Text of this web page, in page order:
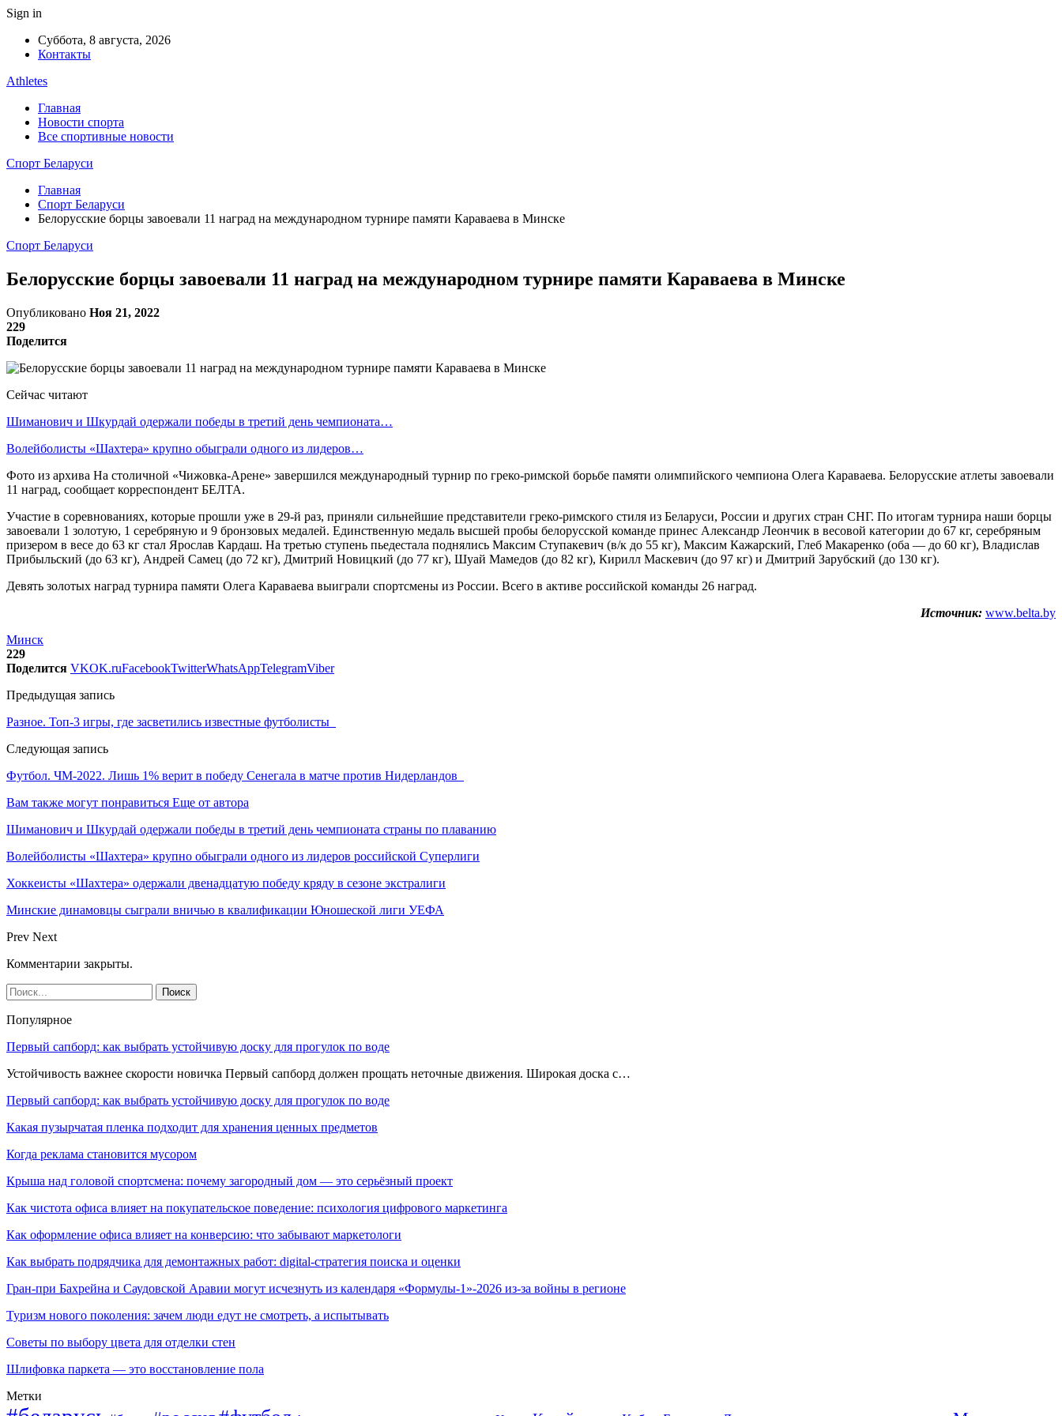
Sign in
Суббота, 8 августа, 2026
Контакты
Athletes
Главная
Новости спорта
Все спортивные новости
Спорт Беларуси
Главная
Спорт Беларуси
Белорусские борцы завоевали 11 наград на международном турнире памяти Караваева в Минске
Спорт Беларуси
Белорусские борцы завоевали 11 наград на международном турнире памяти Караваева в Минске
Опубликовано Ноя 21, 2022
229
Поделится
Сейчас читают
Шиманович и Шкурдай одержали победы в третий день чемпионата…
Волейболисты «Шахтера» крупно обыграли одного из лидеров…
Фото из архива На столичной «Чижовка-Арене» завершился международный турнир по греко-римской борьбе памяти олимпийского чемпиона Олега Караваева. Белорусские атлеты завоевали
11 наград, сообщает корреспондент БЕЛТА.
Участие в соревнованиях, которые прошли уже в 29-й раз, приняли сильнейшие представители греко-римского стиля из Беларуси, России и других стран СНГ. По итогам турнира наши борцы
завоевали 1 золотую, 1 серебряную и 9 бронзовых медалей. Единственную медаль высшей пробы белорусской команде принес Александр Леончик в весовой категории до 67 кг, серебряным
призером в весе до 63 кг стал Ярослав Кардаш. На третью ступень пьедестала поднялись Максим Ступакевич (в/к до 55 кг), Максим Кажарский, Глеб Макаренко (оба — до 60 кг), Владислав
Прибыльский (до 63 кг), Андрей Самец (до 72 кг), Дмитрий Новицкий (до 77 кг), Шуай Мамедов (до 82 кг), Кирилл Маскевич (до 97 кг) и Дмитрий Зарубский (до 130 кг).
Девять золотых наград турнира памяти Олега Караваева выиграли спортсмены из России. Всего в активе российской команды 26 наград.
Источник: www.belta.by
Минск
229
Поделится VKOK.ruFacebookTwitterWhatsAppTelegramViber
Предыдущая запись
Разное. Топ-3 игры, где засветились известные футболисты
Следующая запись
Футбол. ЧМ-2022. Лишь 1% верит в победу Сенегала в матче против Нидерландов
Вам также могут понравиться Еще от автора
Шиманович и Шкурдай одержали победы в третий день чемпионата страны по плаванию
Волейболисты «Шахтера» крупно обыграли одного из лидеров российской Суперлиги
Хоккеисты «Шахтера» одержали двенадцатую победу кряду в сезоне экстралиги
Минские динамовцы сыграли вничью в квалификации Юношеской лиги УЕФА
Prev Next
Комментарии закрыты.
Популярное
Первый сапборд: как выбрать устойчивую доску для прогулок по воде
Устойчивость важнее скорости новичка Первый сапборд должен прощать неточные движения. Широкая доска с…
Первый сапборд: как выбрать устойчивую доску для прогулок по воде
Какая пузырчатая пленка подходит для хранения ценных предметов
Когда реклама становится мусором
Крыша над головой спортсмена: почему загородный дом — это серьёзный проект
Как чистота офиса влияет на покупательское поведение: психология цифрового маркетинга
Как оформление офиса влияет на конверсию: что забывают маркетологи
Как выбрать подрядчика для демонтажных работ: digital-стратегия поиска и оценки
Гран-при Бахрейна и Саудовской Аравии могут исчезнуть из календаря «Формулы-1»-2026 из-за войны в регионе
Туризм нового поколения: зачем люди едут не смотреть, а испытывать
Советы по выбору цвета для отделки стен
Шлифовка паркета — это восстановление пола
Метки